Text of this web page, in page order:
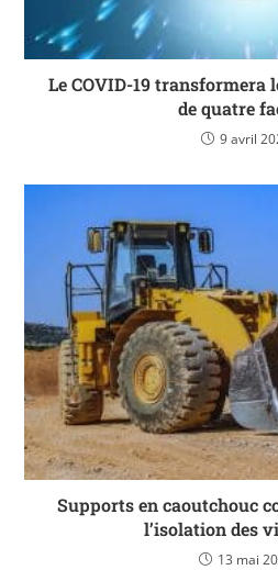
Le COVID-19 transformera
de quatre
9 avril
Supports en caoutchouc
l’isolation des
13 mai